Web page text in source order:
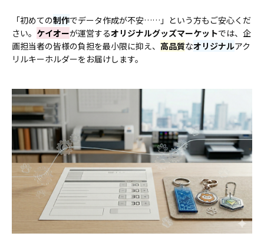
「初めての制作でデータ作成が不安……」という方もご安心くだ
さい。 ケイオーが運営するオリジナルグッズマーケットでは、企
画担当者の皆様の負担を最小限に抑え、 高品質なオリジナルアク
リルキーホルダーをお届けします。